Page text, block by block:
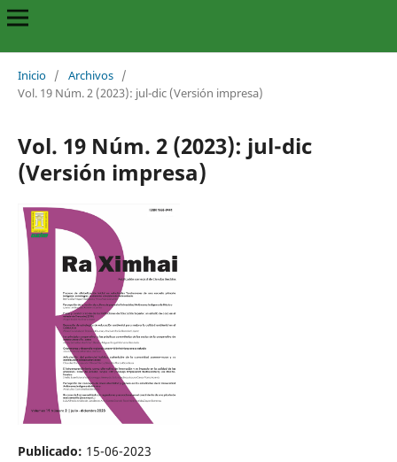
Inicio / Archivos /
Vol. 19 Núm. 2 (2023): jul-dic (Versión impresa)
Vol. 19 Núm. 2 (2023): jul-dic
(Versión impresa)
Publicado: 15-06-2023